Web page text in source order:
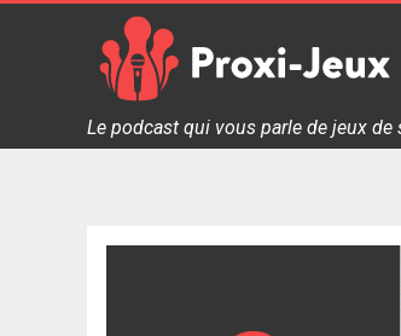
Proxi Jeux - Le podcast qui vous
Le podcast qui vous parle de jeux de